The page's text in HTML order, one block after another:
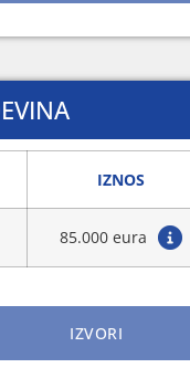
IZNOS
85.000 eura
IZVORI